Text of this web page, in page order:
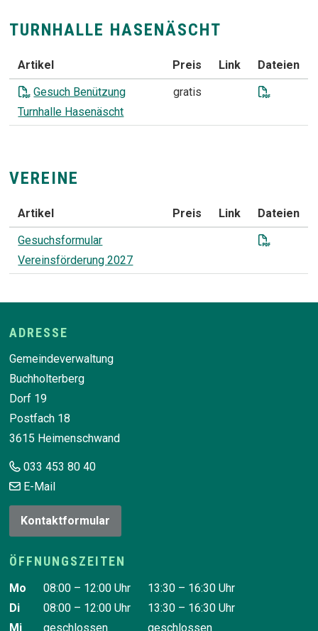
TURNHALLE HASENÄSCHT
TURNHALLE HASENÄSCHT
Artikel Preis Link
Dateien
Gesuch Benützung
Turnhalle Hasenäscht
gratis
VEREINE
VEREINE
Artikel Preis Link
Dateien
Gesuchsformular
Vereinsförderung 2027
Footer
ADRESSE
Gemeindeverwaltung
Buchholterberg
Dorf 19
Postfach 18
3615 Heimenschwand
033 453 80 40
E-Mail
Kontaktformular
ÖFFNUNGSZEITEN
Wochentag Vormittag Nachmittag
Mo 08:00 – 12:00 Uhr
13:30 – 16:30 Uhr
Di
08:00 – 12:00 Uhr
13:30 – 16:30 Uhr
Mi
geschlossen geschlossen